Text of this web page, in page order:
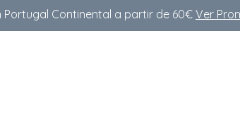
Portugal Continental a partir de 60€Ver